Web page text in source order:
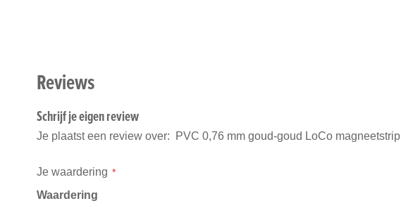
Reviews
Schrijf je eigen review
Je plaatst een review over: PVC 0,76 mm goud-goud LoCo magneetstrip
Je waardering
Waardering